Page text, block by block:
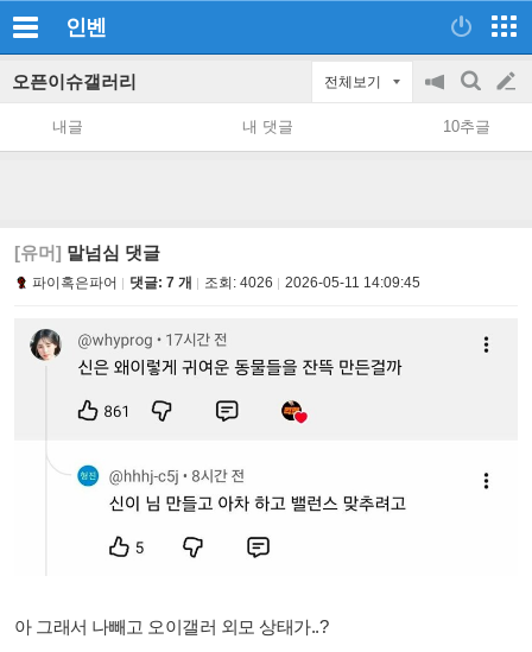
인벤
오픈이슈갤러리 전체보기
공
지
on/off
검
색
글
쓰
내글 내 댓글 10추글
[유머] 말넘심 댓글
파이혹은파어 댓글: 7 개 조회: 4026 2026-05-11 14:09:45
아 그래서 나빼고 오이갤러 외모 상태가..?